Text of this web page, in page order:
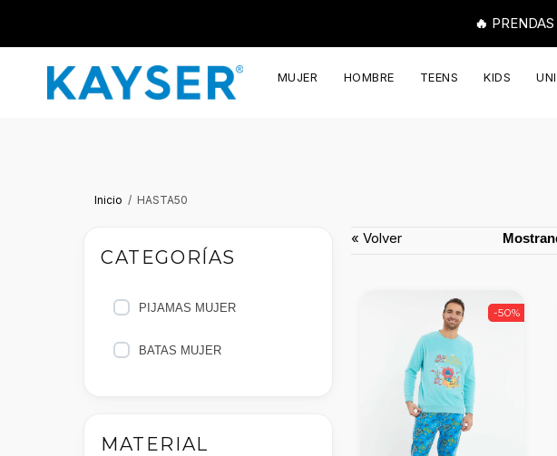
🔥
MUJER HOMBRE TEENS KIDS
Inicio HASTA50
CATEGORÍAS
PIJAMAS MUJER
BATAS MUJER
MATERIAL
« Volver
-50%